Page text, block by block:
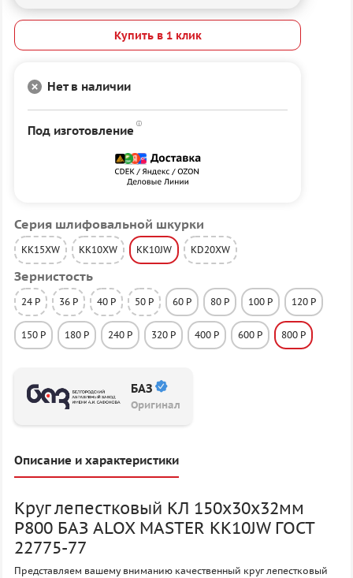
Серия шлифовальной шкурки
KK15XW KK10XW KK10JW KD20XW
Зернистость
24 P 36 P 40 P 50 P 60 P 80 P 100 P 120 P
150 P 180 P 240 P 320 P 400 P 600 P 800 P
БАЗ
Оригинал
Купить в 1 клик
Нет в наличии
Под изготовление
Описание и характеристики
Круг лепестковый КЛ 150х30х32мм
P800 БАЗ ALOX MASTER KK10JW ГОСТ
22775-77
Представляем вашему вниманию качественный круг лепестковый